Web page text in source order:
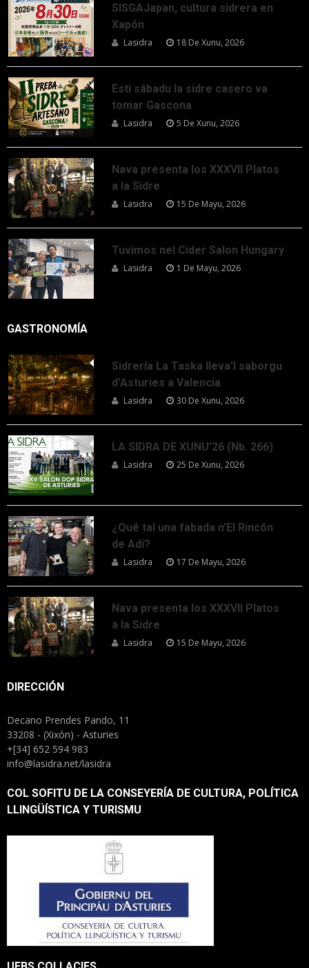
SISGAJapan, cultura sidrera en
Xapón
Lasidra 18 De Xunu, 2026
Esti sábadu la sidre casero va
tomar Gascona
Lasidra 5 De Xunu, 2026
Nava presenta los XXXVII Platos
a la Sidre
Lasidra 15 De Mayu, 2026
Tuvimos nel Cider Salon Hungary
Lasidra 1 De Mayu, 2026
GASTRONOMÍA
Sidrería La Taska lleva’l saborgu
d’Asturies a Valencia
Lasidra 30 De Xunu, 2026
LA SIDRA DE XUNU’26 (Nb. 266)
Lasidra 25 De Xunu, 2026
¿Qué tal una fabada n’El Rincón
de Adi?
Lasidra 17 De Mayu, 2026
Nava presenta los XXXVII Platos
a la Sidre
Lasidra 15 De Mayu, 2026
DIRECCIÓN
Decano Prendes Pando, 11
33208 - (Xixón) - Asturies
+[34] 652 594 983
info@lasidra.net/lasidra
COL SOFITU DE LA CONSEYERÍA DE CULTURA, POLÍTICA
LLINGÜÍSTICA Y TURISMU